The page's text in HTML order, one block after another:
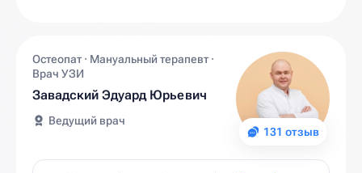
131 отзыв
Остеопат · Мануальный терапевт ·
Врач УЗИ
Завадский Эдуард Юрьевич
Ведущий врач